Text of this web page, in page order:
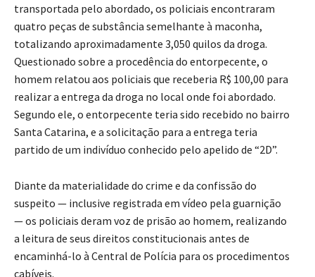
transportada pelo abordado, os policiais encontraram
quatro peças de substância semelhante à maconha,
totalizando aproximadamente 3,050 quilos da droga.
Questionado sobre a procedência do entorpecente, o
homem relatou aos policiais que receberia R$ 100,00 para
realizar a entrega da droga no local onde foi abordado.
Segundo ele, o entorpecente teria sido recebido no bairro
Santa Catarina, e a solicitação para a entrega teria
partido de um indivíduo conhecido pelo apelido de “2D”.
Diante da materialidade do crime e da confissão do
suspeito — inclusive registrada em vídeo pela guarnição
— os policiais deram voz de prisão ao homem, realizando
a leitura de seus direitos constitucionais antes de
encaminhá-lo à Central de Polícia para os procedimentos